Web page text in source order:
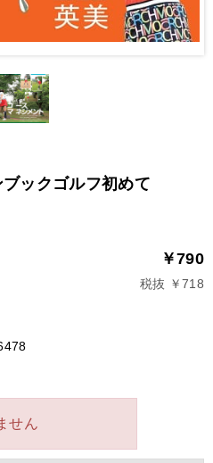
ックゴルフ初めて
￥790
税抜 ￥718
せん